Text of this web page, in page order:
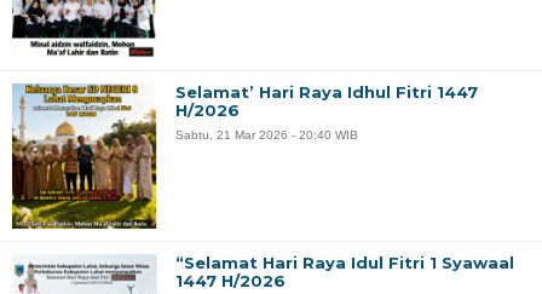
Selamat’ Hari Raya Idhul Fitri 1447
H/2026
Sabtu, 21 Mar 2026 - 20:40 WIB
“Selamat Hari Raya Idul Fitri 1 Syawaal
1447 H/2026